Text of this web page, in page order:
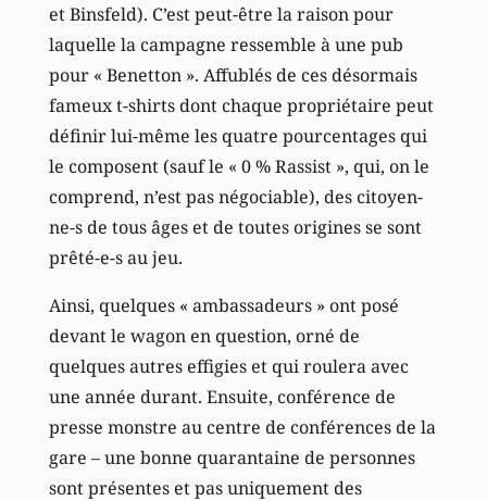
et Binsfeld). C’est peut-être la raison pour
laquelle la campagne ressemble à une pub
pour « Benetton ». Affublés de ces désormais
fameux t-shirts dont chaque propriétaire peut
définir lui-même les quatre pourcentages qui
le composent (sauf le « 0 % Rassist », qui, on le
comprend, n’est pas négociable), des citoyen-
ne-s de tous âges et de toutes origines se sont
prêté-e-s au jeu.
Ainsi, quelques « ambassadeurs » ont posé
devant le wagon en question, orné de
quelques autres effigies et qui roulera avec
une année durant. Ensuite, conférence de
presse monstre au centre de conférences de la
gare – une bonne quarantaine de personnes
sont présentes et pas uniquement des